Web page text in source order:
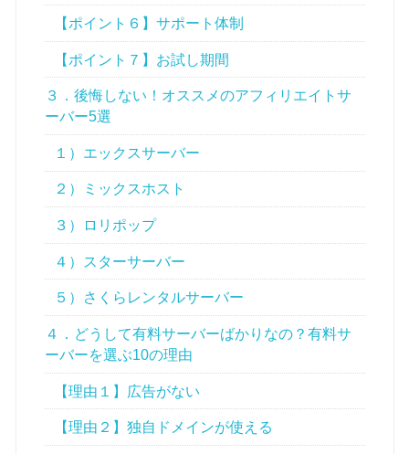
【ポイント６】サポート体制
【ポイント７】お試し期間
３．後悔しない！オススメのアフィリエイトサ
ーバー5選
１）エックスサーバー
２）ミックスホスト
３）ロリポップ
４）スターサーバー
５）さくらレンタルサーバー
４．どうして有料サーバーばかりなの？有料サ
ーバーを選ぶ10の理由
【理由１】広告がない
【理由２】独自ドメインが使える